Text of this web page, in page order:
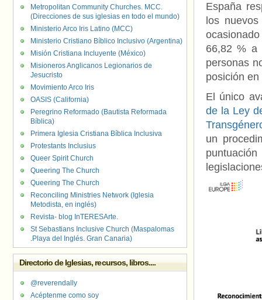
España
los
66,82 % a
personas
posición
El único
de la Ley
un
Metropolitan Community Churches. MCC.
(Direcciones de sus iglesias en todo el mundo)
Ministerio Arco Iris Latino (MCC)
Ministerio Cristiano Bíblico Inclusivo (Argentina)
Misión Cristiana Incluyente (México)
Misioneros Anglicanos Legionarios de
Jesucristo
Movimiento Arco Iris
OASIS (California)
Peregrino Reformado (Bautista Reformada
Bíblica)
Primera Iglesia Cristiana Bíblica Inclusiva
Protestants Inclusius
Queer Spirit Church
Queering The Church
Queering The Church
Reconciling Ministries Network (Iglesia
Metodista, en inglés)
Revista- blog InTERESArte.
St Sebastians Inclusive Church (Maspalomas
.Playa del Inglés. Gran Canaria)
Directorio de Iglesias, recursos, libros....
@reverendally
Acéptenme como soy